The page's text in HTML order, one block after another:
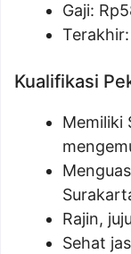
Gaji: Rp
Kualifikasi
Memiliki
Rajin,
Sehat